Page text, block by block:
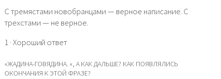
С тремястами новобранцами — верное написание. С
трехстами — не верное.
1 · Хороший ответ
«ЖАДИНА-ГОВЯДИНА. «, А КАК ДАЛЬШЕ? КАК ПОЯВЛЯЛИСЬ
ОКОНЧАНИЯ К ЭТОЙ ФРАЗЕ?